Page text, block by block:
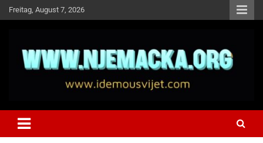
Skip
to
Freitag, August 7, 2026
Idemo u Svijet-Njemacka!